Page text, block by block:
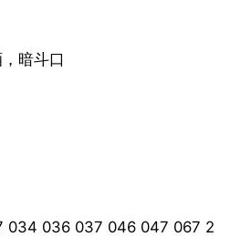
暗斗口
034 036 037 046 047 067 2